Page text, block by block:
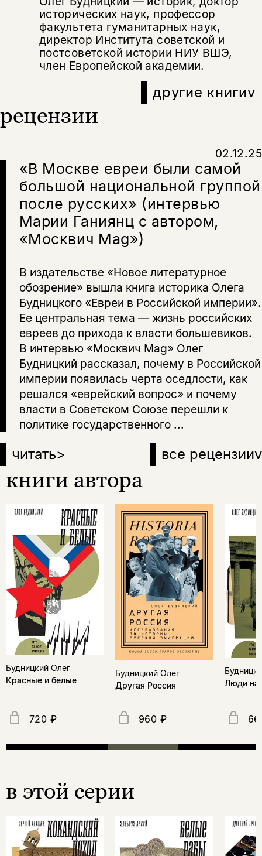
исторических наук, профессор
факультета гуманитарных наук,
директор Института советской и
постсоветской истории НИУ ВШЭ,
член Европейской академии.
другие книгиv
рецензии
«В Москве евреи были самой
большой национальной группой
после русских» (интервью
Марии Ганиянц с автором,
«Москвич Mag»)
02.12.25
В издательстве «Новое литературное
обозрение» вышла книга историка Олега
Будницкого «Евреи в Российской империи».
Ее центральная тема — жизнь российских
евреев до прихода к власти большевиков.
В интервью «Москвич Mag» Олег
Будницкий рассказал, почему в Российской
империи появилась черта оседлости, как
решался «еврейский вопрос» и почему
власти в Советском Союзе перешли к
политике государственного ...
читать> все рецензииv
книги автора
Будницкий Олег
Красные и белые
720 ₽
Будницкий Олег
Другая Россия
960 ₽
Люди на
в этой серии
Поделиться
Копировать
ссылку
Вконтакте Телеграм Дзен
нет, вернуться назад